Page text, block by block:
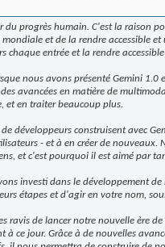
progrès humain. C'est la raison
et de la rendre accessible
chaque entrée et la rendre
nous avons présenté Gemini
avancées en matière de
et en traiter beaucoup plus.
développeurs construisent avec
- et à en créer de nouveaux.
et c'est pourquoi il est aimé par
investi dans le développement
étapes et d'agir en votre nom,
ravis de lancer notre nouvelle ère
à ce jour. Grâce à de nouvelles